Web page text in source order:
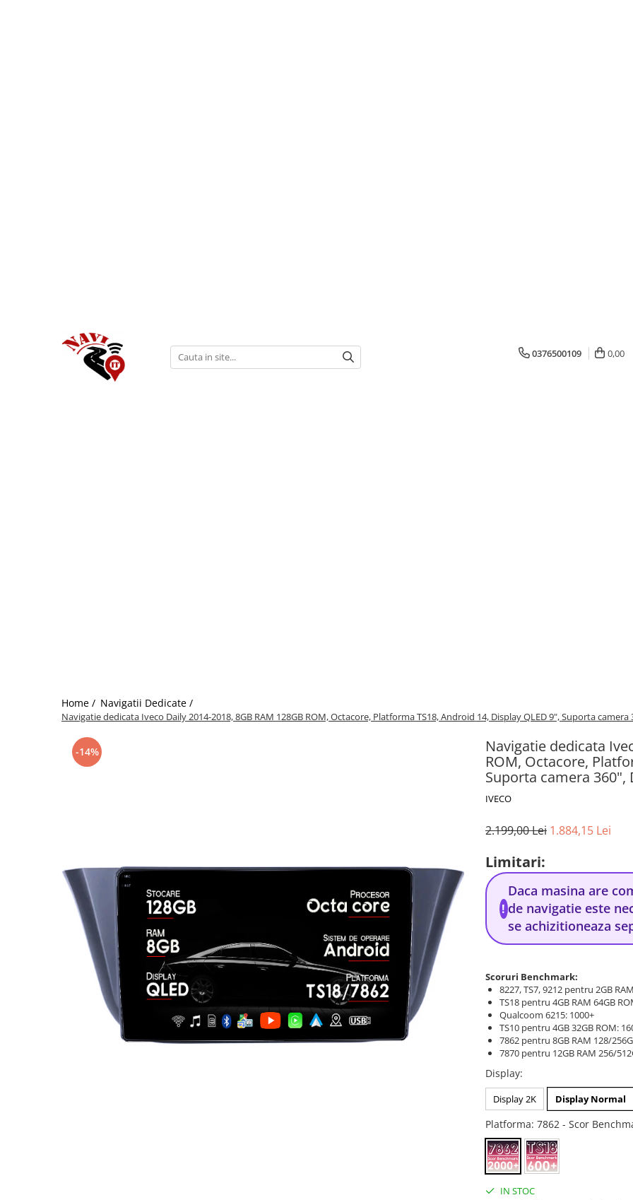
0376500109 0,00
Home / Navigatii Dedicate /
Navigatie dedicata Iveco Daily 2014-2018, 8GB RAM 128GB ROM, Octacore, Platforma TS18, Android 14, Display QLED 9", Suporta
-14%
Navigatie dedicata
ROM, Octacore,
Suporta camera 360",
IVECO
2.199,00 Lei 1.884,15 Lei
Limitari:
!
Daca masina are
de navigatie este
se achizitioneaza
Scoruri Benchmark:
8227, TS7, 9212 pentru 2GB
TS18 pentru 4GB RAM 64GB
Qualcoom 6215: 1000+
TS10 pentru 4GB 32GB ROM:
7862 pentru 8GB RAM 128/
7870 pentru 12GB RAM 256/
Display:
Display 2K Display Normal
Platforma: 7862 - Scor
IN STOC